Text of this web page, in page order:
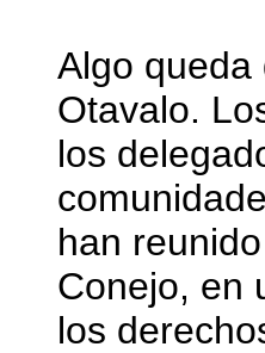
Algo queda
Otavalo.
los
han
Conejo, en
los